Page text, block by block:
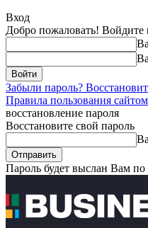
Вход
Добро пожаловать! Войдите
Забыли пароль?
Правила пользования
восстановление пароля
Восстановите свой пароль
Пароль будет выслан Вам по